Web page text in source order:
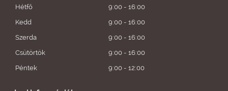
Hétfő
9:00 - 16:00
Kedd
9:00 - 16:00
Szerda
9:00 - 16:00
Csütörtök
9:00 - 16:00
Péntek
9:00 - 12:00